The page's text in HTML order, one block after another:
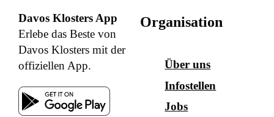
Davos Klosters App
Erlebe das Beste von
Davos Klosters mit der
offiziellen App.
Organisation
Über uns
Infostellen
Jobs